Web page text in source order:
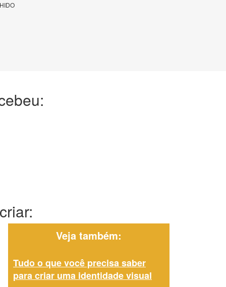
Veja também:
Tudo o que você precisa saber
para criar uma identidade visual